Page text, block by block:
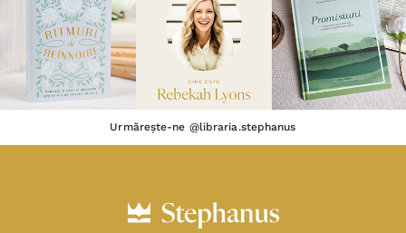
Urmărește-ne @libraria.stephanus